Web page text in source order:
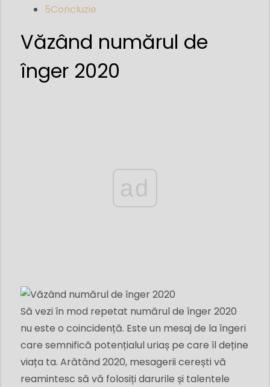
5Concluzie
Văzând numărul de
înger 2020
ad
Să vezi în mod repetat numărul de înger 2020
nu este o coincidență. Este un mesaj de la îngeri
care semnifică potențialul uriaș pe care îl deține
viața ta. Arătând 2020, mesagerii cerești vă
reamintesc să vă folosiți darurile și talentele